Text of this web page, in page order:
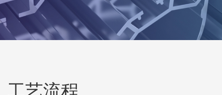
工艺流程